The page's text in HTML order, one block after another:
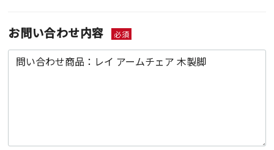
お問い合わせ内容 必須